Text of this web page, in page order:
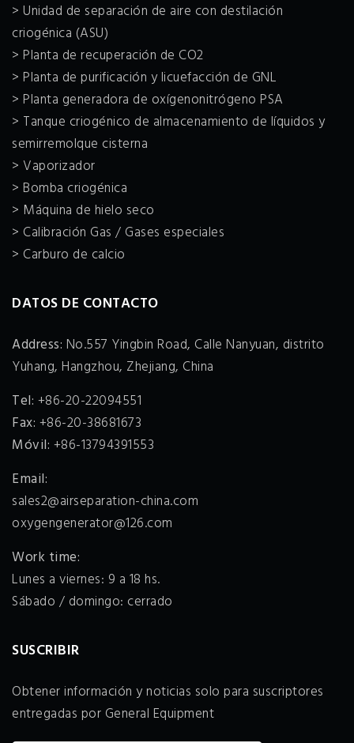
> Unidad de separación de aire con destilación
criogénica (ASU)
> Planta de recuperación de CO2
> Planta de purificación y licuefacción de GNL
> Planta generadora de oxígenonitrógeno PSA
> Tanque criogénico de almacenamiento de líquidos y
semirremolque cisterna
> Vaporizador
> Bomba criogénica
> Máquina de hielo seco
> Calibración Gas / Gases especiales
> Carburo de calcio
DATOS DE CONTACTO
Address: No.557 Yingbin Road, Calle Nanyuan, distrito
Yuhang, Hangzhou, Zhejiang, China
Tel: +86-20-22094551
Fax: +86-20-38681673
Móvil: +86-13794391553
Email:
sales2@airseparation-china.com
oxygengenerator@126.com
Work time:
Lunes a viernes: 9 a 18 hs.
Sábado / domingo: cerrado
SUSCRIBIR
Obtener información y noticias solo para suscriptores
entregadas por General Equipment